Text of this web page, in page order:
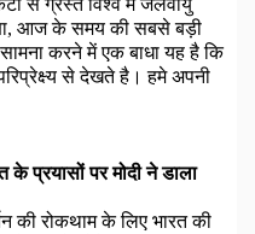
से ग्रस्त विश्व में जलवायु
, आज के समय की सबसे बड़ी
करने में एक बाधा यह है कि
से देखते है। हमे अपनी
के प्रयासों पर मोदी ने डाला
की रोकथाम के लिए भारत की